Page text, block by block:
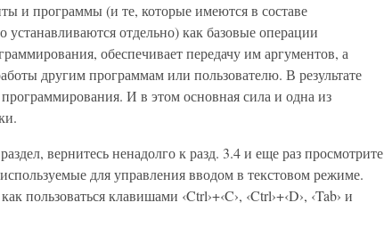
и программы (и те, которые имеются в составе
отдельно) как базовые операции
обеспечивает передачу им аргументов, а
другим программам или пользователю. В результате
И в этом основная сила и одна из
вернитесь ненадолго к разд. 3.4 и еще раз просмотрите
для управления вводом в текстовом режиме.
пользоваться клавишами ‹Ctrl›+‹C›, ‹Ctrl›+‹D›, ‹Tab› и